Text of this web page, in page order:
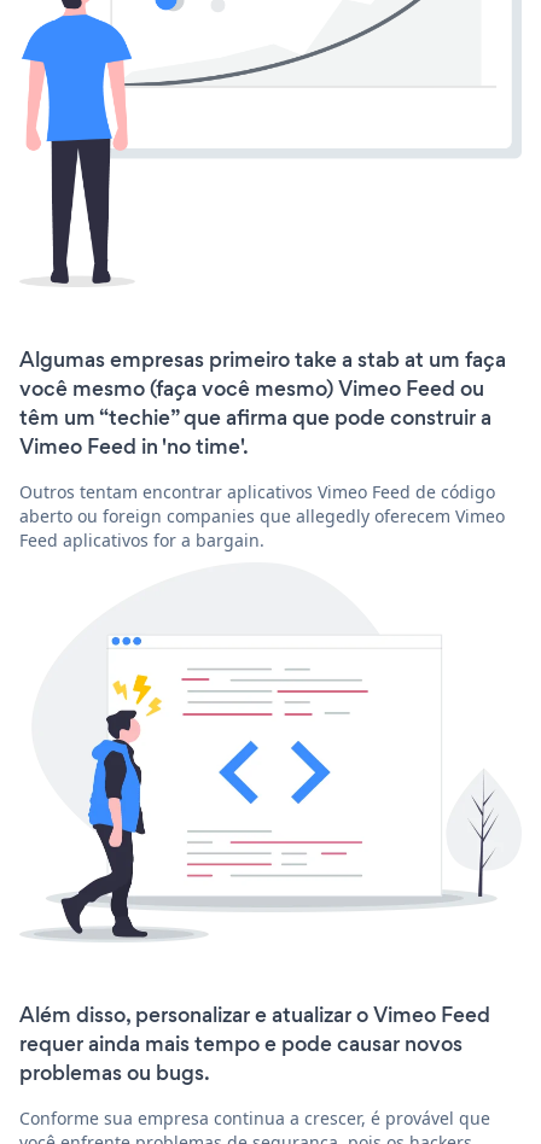
Algumas empresas primeiro take a stab at um faça
você mesmo (faça você mesmo) Vimeo Feed ou
têm um “techie” que afirma que pode construir a
Vimeo Feed in 'no time'.
Outros tentam encontrar aplicativos Vimeo Feed de código
aberto ou foreign companies que allegedly oferecem Vimeo
Feed aplicativos for a bargain.
Além disso, personalizar e atualizar o Vimeo Feed
requer ainda mais tempo e pode causar novos
problemas ou bugs.
Conforme sua empresa continua a crescer, é provável que